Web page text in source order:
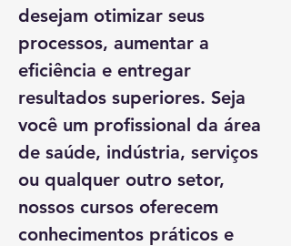
desejam otimizar seus
processos, aumentar a
eficiência e entregar
resultados superiores. Seja
você um profissional da área
de saúde, indústria, serviços
ou qualquer outro setor,
nossos cursos oferecem
conhecimentos práticos e